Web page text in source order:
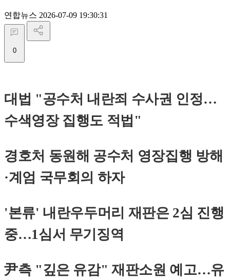
연합뉴스 2026-07-09 19:30:31
0
대법 "공수처 내란죄 수사권 인정…
수색영장 집행도 적법"
경호처 동원해 공수처 영장집행 방해
·계엄 국무회의 하자
'본류' 내란우두머리 재판은 2심 진행
중…1심서 무기징역
尹측 "깊은 유감" 재판소원 예고…유